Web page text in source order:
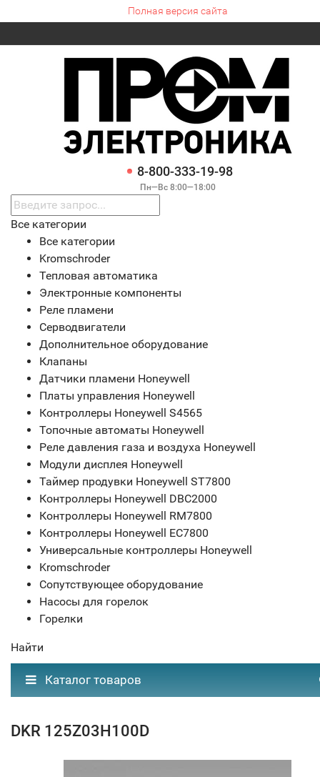
Полная версия сайта
8-800-333-19-98
Пн—Вс 8:00—18:00
Все категории
Все категории
Kromschroder
Тепловая автоматика
Электронные компоненты
Реле пламени
Серводвигатели
Дополнительное оборудование
Клапаны
Датчики пламени Honeywell
Платы управления Honeywell
Контроллеры Honeywell S4565
Топочные автоматы Honeywell
Реле давления газа и воздуха Honeywell
Модули дисплея Honeywell
Таймер продувки Honeywell ST7800
Контроллеры Honeywell DBC2000
Контроллеры Honeywell RM7800
Контроллеры Honeywell EC7800
Универсальные контроллеры Honeywell
Kromschroder
Сопутствующее оборудование
Насосы для горелок
Горелки
Найти
Каталог товаров
DKR 125Z03H100D